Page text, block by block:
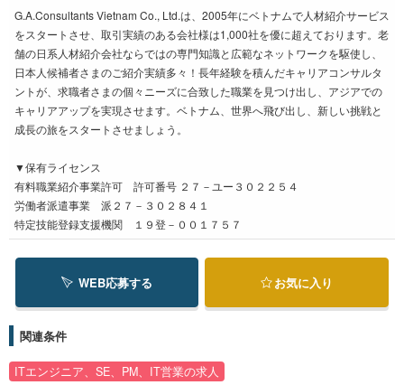
G.A.Consultants Vietnam Co., Ltd.は、2005年にベトナムで人材紹介サービス
をスタートさせ、取引実績のある会社様は1,000社を優に超えております。老
舗の日系人材紹介会社ならではの専門知識と広範なネットワークを駆使し、
日本人候補者さまのご紹介実績多々！長年経験を積んだキャリアコンサルタ
ントが、求職者さまの個々ニーズに合致した職業を見つけ出し、アジアでの
キャリアアップを実現させます。ベトナム、世界へ飛び出し、新しい挑戦と
成長の旅をスタートさせましょう。
▼保有ライセンス
有料職業紹介事業許可 許可番号 ２７－ユー３０２２５４
労働者派遣事業 派２７－３０２８４１
特定技能登録支援機関 １９登－００１７５７
WEB応募する お気に入り
関連条件
ITエンジニア、SE、PM、IT営業の求人